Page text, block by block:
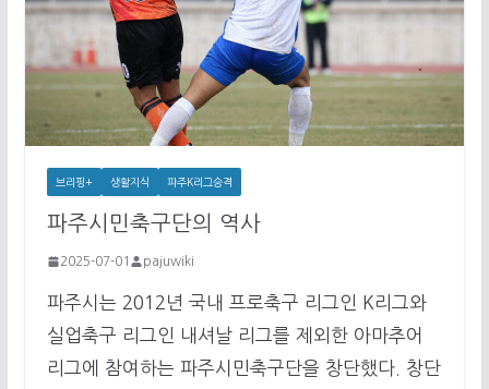
브리핑+ 생활지식 파주K리그승격
파주시민축구단의 역사
2025-07-01 pajuwiki
파주시는 2012년 국내 프로축구 리그인 K리그와
실업축구 리그인 내셔날 리그를 제외한 아마추어
리그에 참여하는 파주시민축구단을 창단했다. 창단